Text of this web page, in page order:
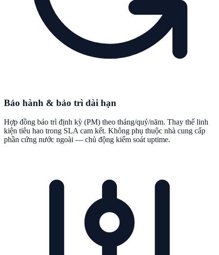
Bảo hành & bảo trì dài hạn
Hợp đồng bảo trì định kỳ (PM) theo tháng/quý/năm. Thay thế linh
kiện tiêu hao trong SLA cam kết. Không phụ thuộc nhà cung cấp
phần cứng nước ngoài — chủ động kiểm soát uptime.